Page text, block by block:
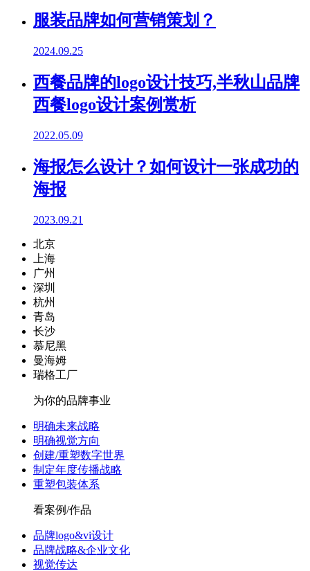
服装品牌如何营销策划？
2024.09.25
西餐品牌的logo设计技巧,半秋山品牌
西餐logo设计案例赏析
2022.05.09
海报怎么设计？如何设计一张成功的
海报
2023.09.21
北京
上海
广州
深圳
杭州
青岛
长沙
慕尼黑
曼海姆
瑞格工厂
为你的品牌事业
明确未来战略
明确视觉方向
创建/重塑数字世界
制定年度传播战略
重塑包装体系
看案例/作品
品牌logo&vi设计
品牌战略&企业文化
视觉传达